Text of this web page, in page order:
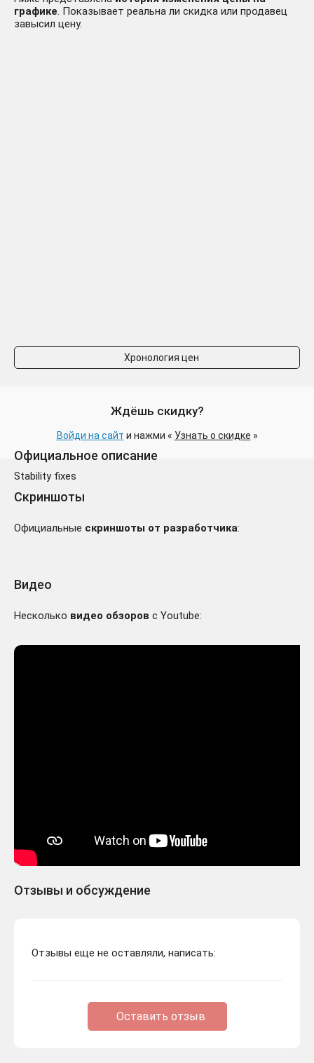
графике. Показывает реальна ли скидка или продавец
завысил цену.
Хронология цен
Ждёшь скидку?
Войди на сайт и нажми « Узнать о скидке »
Официальное описание
Stability fixes
Скриншоты
Официальные скриншоты от разработчика:
Видео
Несколько видео обзоров с Youtube:
Отзывы и обсуждение
Отзывы еще не оставляли, написать:
Оставить отзыв